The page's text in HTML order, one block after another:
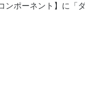
ポーネント】に「